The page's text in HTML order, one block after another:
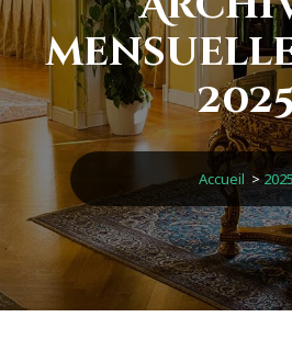
Accueil >2025